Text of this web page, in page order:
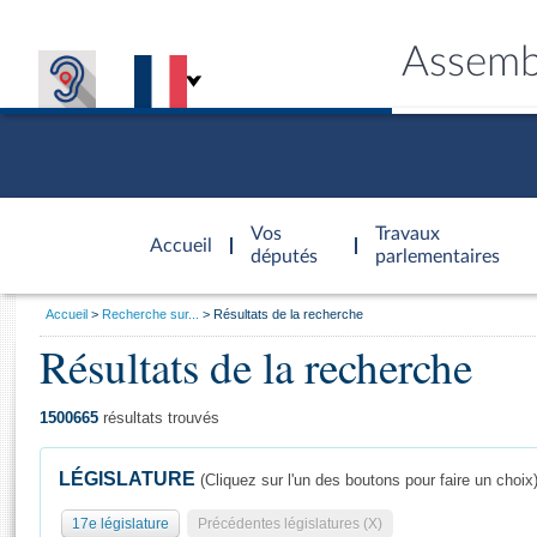
Accueil
d'accueil
Vos
députés
Travaux
parlementaires
Général
Vous
Accueil Recherche sur... Résultats de la recherche
Résultats de la recherche
1500665 résultats trouvés
LÉGISLATURE (Cliquez sur l'un des boutons pour faire un choix)
17e législature Précédentes législatures (X)